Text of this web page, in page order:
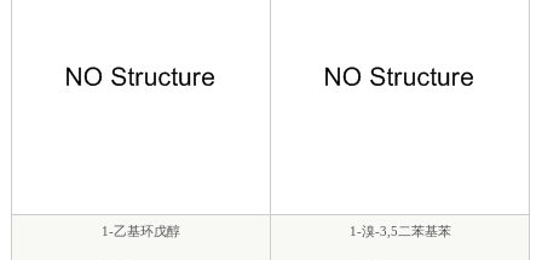
1-乙基环戊醇 1-溴-3,5二苯基苯